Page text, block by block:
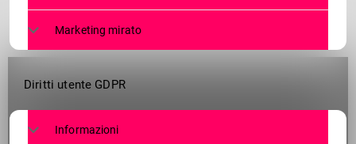
Marketing mirato
Diritti utente GDPR
Informazioni